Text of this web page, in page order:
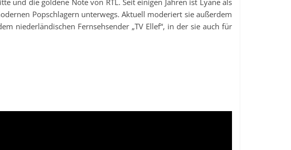
und die goldene Note von RTL. Seit einigen Jahren ist Lyane als
Popschlagern unterwegs. Aktuell moderiert sie außerdem
niederländischen Fernsehsender „TV Ellef“, in der sie auch für